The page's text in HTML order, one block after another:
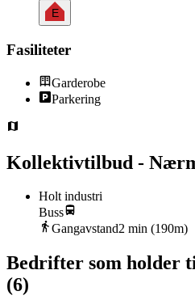
E
Fasiliteter
Garderobe
Parkering
Kollektivtilbud -
Holt industri
Buss
Gangavstand2 min (190m)
Bedrifter som holder
(6)